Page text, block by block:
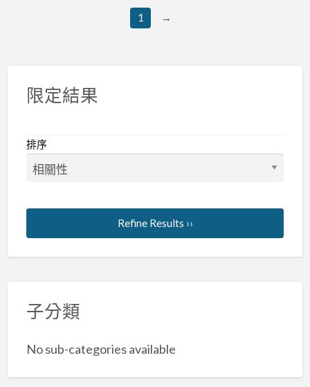
1 →
限定結果
排序
Refine Results ››
子分類
No sub-categories available